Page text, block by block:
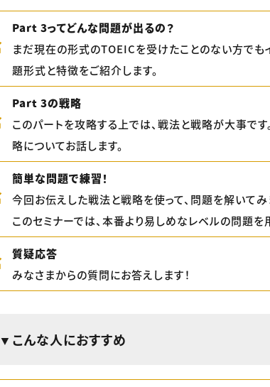
Part 3ってどんな問題が出るの？
まだ現在の形式のTOEICを受けたことのない方でも
題形式と特徴をご紹介します。
Part 3の戦略
このパートを攻略する上では、戦法と戦略が大事で
略についてお話します。
簡単な問題で練習！
今回お伝えした戦法と戦略を使って、問題を解いてみ
このセミナーでは、本番より易しめなレベルの問題を
質疑応答
みなさまからの質問にお答えします！
▼こんな人におすすめ